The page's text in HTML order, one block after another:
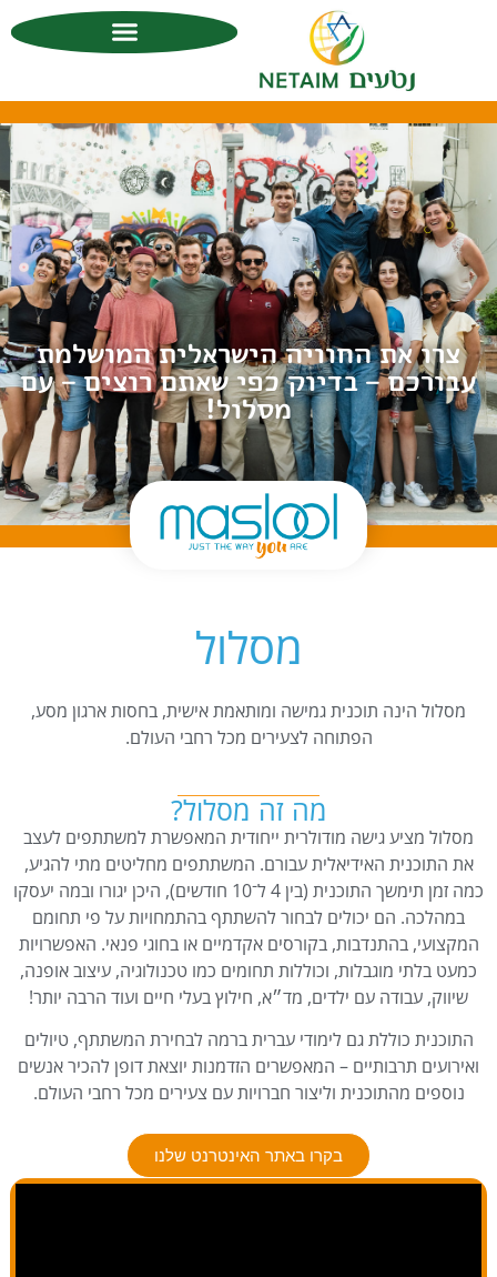
צרו את החוויה הישראלית המושלמת
עבורכם – בדיוק כפי שאתם רוצים – עם
מסלול!
מסלול
מסלול הינה תוכנית גמישה ומותאמת אישית, בחסות ארגון מסע,
הפתוחה לצעירים מכל רחבי העולם.
מה זה מסלול?
מסלול מציע גישה מודולרית ייחודית המאפשרת למשתתפים לעצב
את התוכנית האידיאלית עבורם. המשתתפים מחליטים מתי להגיע,
כמה זמן תימשך התוכנית (בין 4 ל־10 חודשים), היכן יגורו ובמה יעסקו
במהלכה. הם יכולים לבחור להשתתף בהתמחויות על פי תחומם
המקצועי, בהתנדבות, בקורסים אקדמיים או בחוגי פנאי. האפשרויות
כמעט בלתי מוגבלות, וכוללות תחומים כמו טכנולוגיה, עיצוב אופנה,
שיווק, עבודה עם ילדים, מד״א, חילוץ בעלי חיים ועוד הרבה יותר!
התוכנית כוללת גם לימודי עברית ברמה לבחירת המשתתף, טיולים
ואירועים תרבותיים – המאפשרים הזדמנות יוצאת דופן להכיר אנשים
נוספים מהתוכנית וליצור חברויות עם צעירים מכל רחבי העולם.
בקרו באתר האינטרנט שלנו